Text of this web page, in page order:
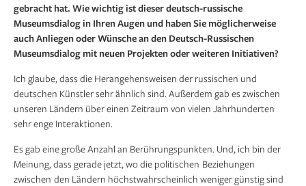
gebracht hat. Wie wichtig ist dieser deutsch-russische
Museumsdialog in Ihren Augen und haben Sie möglicherweise
auch An­liegen oder Wünsche an den Deutsch-Russischen
Museumsdialog mit neuen Projekten oder weiteren Initiativen?
Ich glaube, dass die Herangehensweisen der russischen und
deutschen Künstler sehr ähnlich sind. Außerdem gab es zwischen
unseren Ländern über einen Zeitraum von vielen Jahrhunderten
sehr enge Interaktionen.
Es gab eine große Anzahl an Berührungspunkten. Und, ich bin der
Meinung, dass gerade jetzt, wo die politischen Beziehungen
zwischen den Ländern höchstwahrscheinlich weniger günstig sind